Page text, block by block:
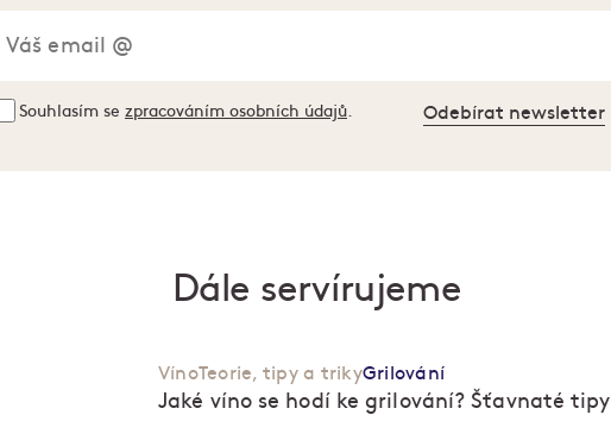
Odebírat newsletter
Souhlasím se zpracováním osobních údajů
Dále servírujeme
VínoTeorie, tipy a trikyGrilování
Jaké víno se hodí ke grilování? Šťavnaté tipy